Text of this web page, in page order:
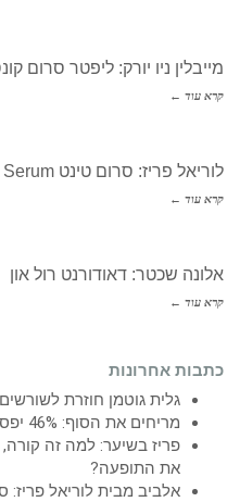
מייבלין ניו יורק: ליפטר סרום
קרא עוד ←
לוריאל פריז: סרום טינט Hyaluronic Tint Serum
קרא עוד ←
אלונה שכטר: דאודורנט רול און
קרא עוד ←
כתבות אחרונות
גלית גוטמן חוזרת
מריחים את הסוף: 46% יפסלו אתכם על חולצה מיוזעת
פריז בשיער: למה זה
את התופעה?
אלביב מבית לוריאל